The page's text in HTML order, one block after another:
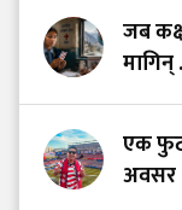
जब
मागिन्
एक
अवसर